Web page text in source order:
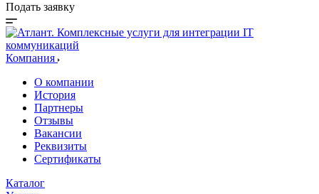
Подать заявку
Компания
О компании
История
Партнеры
Отзывы
Вакансии
Реквизиты
Сертификаты
Каталог